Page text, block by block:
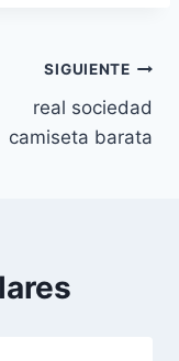
SIGUIENTE
real sociedad
camiseta barata